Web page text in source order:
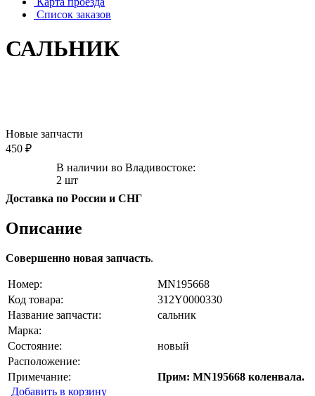
Список заказов
САЛЬНИК
Новые запчасти
450 ₽
В наличии во Владивостоке:
2 шт
Доставка по России и СНГ
Описание
Совершенно новая запчасть.
Номер:
MN195668
Код товара:
312Y0000330
Название запчасти:
сальник
Марка:
Состояние:
новый
Расположение:
Примечание:
Прим: MN195668 коленвала.
Добавить в корзину